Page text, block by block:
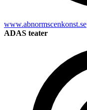
www.abnormscenkonst.se
ADAS teater